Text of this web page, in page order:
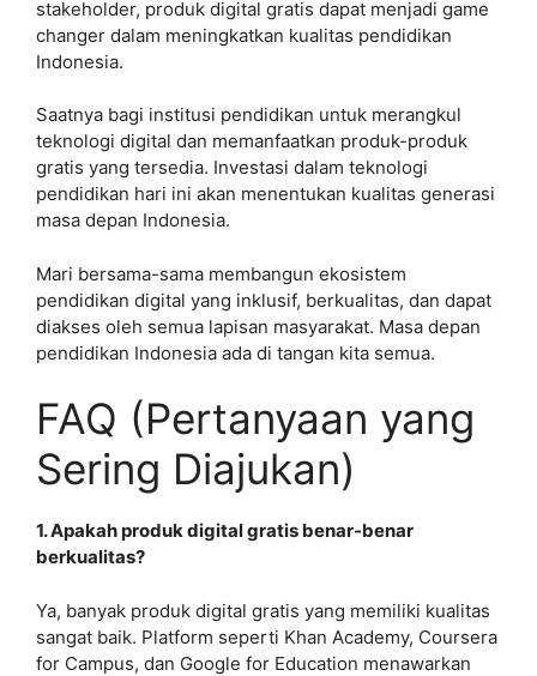
stakeholder, produk digital gratis dapat menjadi game
changer dalam meningkatkan kualitas pendidikan
Indonesia.
Saatnya bagi institusi pendidikan untuk merangkul
teknologi digital dan memanfaatkan produk-produk
gratis yang tersedia. Investasi dalam teknologi
pendidikan hari ini akan menentukan kualitas generasi
masa depan Indonesia.
Mari bersama-sama membangun ekosistem
pendidikan digital yang inklusif, berkualitas, dan dapat
diakses oleh semua lapisan masyarakat. Masa depan
pendidikan Indonesia ada di tangan kita semua.
FAQ (Pertanyaan yang
Sering Diajukan)
1. Apakah produk digital gratis benar-benar
berkualitas?
Ya, banyak produk digital gratis yang memiliki kualitas
sangat baik. Platform seperti Khan Academy, Coursera
for Campus, dan Google for Education menawarkan